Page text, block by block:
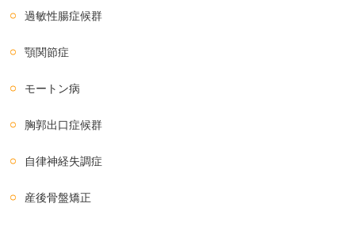
過敏性腸症候群
顎関節症
モートン病
胸郭出口症候群
自律神経失調症
産後骨盤矯正